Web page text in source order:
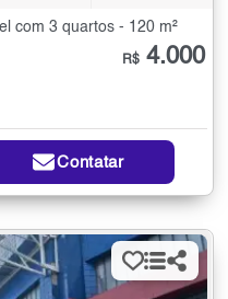
com 3 quartos - 120 m²
R$ 4.000
Contatar